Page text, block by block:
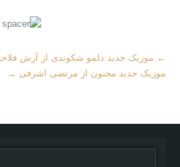
More
Articles
← موزیک جدید دلمو شکوندی از آرش
موزیک جدید مجنون از مرتضی اشرفی →